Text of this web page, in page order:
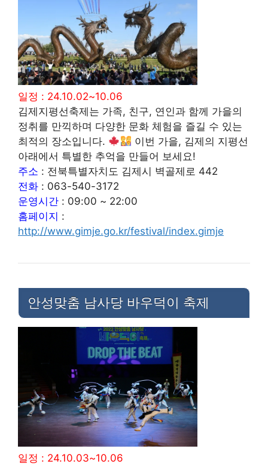
일정 : 24.10.02~10.06
김제지평선축제는 가족, 친구, 연인과 함께 가을의
정취를 만끽하며 다양한 문화 체험을 즐길 수 있는
최적의 장소입니다.
이번 가을, 김제의 지평선
아래에서 특별한 추억을 만들어 보세요!
주소 : 전북특별자치도 김제시 벽골제로 442
전화 : 063-540-3172
운영시간 : 09:00 ~ 22:00
홈페이지 :
http://www.gimje.go.kr/festival/index.gimje
안성맞춤 남사당 바우덕이 축제
일정 : 24.10.03~10.06